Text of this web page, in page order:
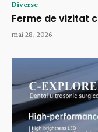
Diverse
Ferme de vizitat
mai 28, 2026